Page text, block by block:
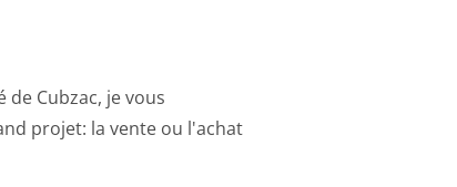
Cubzac, je vous
projet: la vente ou l'achat